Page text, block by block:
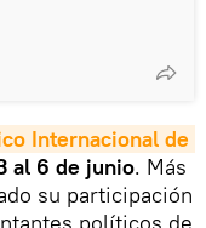
Internacional de
al 6 de junio. Más
su participación
políticos de